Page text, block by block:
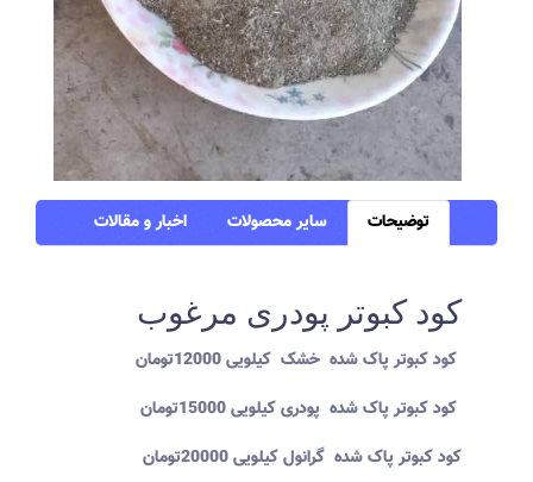
توضیحات سایر محصولات اخبار و مقالات
کود کبوتر پودری مرغوب
کود کبوتر پاک شده گرانول کیلویی 20000تومان